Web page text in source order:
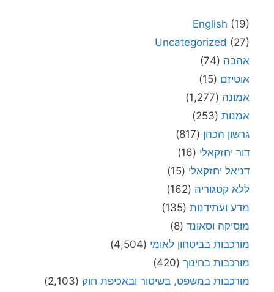
English (19)
Uncategorized (27)
אהבה (74)
אוטיזם (15)
אמונה (1,277)
אמנות (253)
גרשון הכהן (817)
דור יחזקאלי (16)
דניאל יחזקאלי (15)
ללא קטגוריה (162)
מדע ועתידנות (135)
מוסיקה וסאונד (8)
מורכבות בביטחון לאומי (4,504)
מורכבות בחינוך (420)
מורכבות במשפט, בשיטור ובאכיפת חוק (2,103)